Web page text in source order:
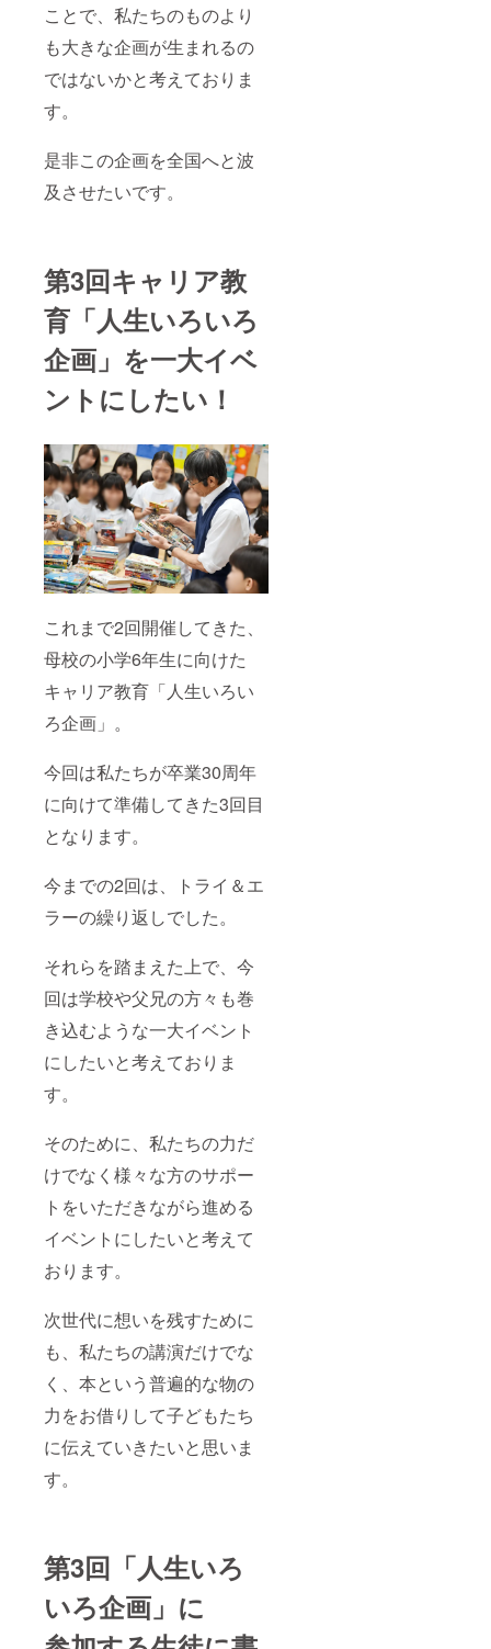
ことで、私たちのものより
も大きな企画が生まれるの
ではないかと考えておりま
す。
是非この企画を全国へと波
及させたいです。
第3回キャリア教
育「人生いろいろ
企画」を一大イベ
ントにしたい！
これまで2回開催してきた、
母校の小学6年生に向けた
キャリア教育「人生いろい
ろ企画」。
今回は私たちが卒業30周年
に向けて準備してきた3回目
となります。
今までの2回は、トライ＆エ
ラーの繰り返しでした。
それらを踏まえた上で、今
回は学校や父兄の方々も巻
き込むような一大イベント
にしたいと考えておりま
す。
そのために、私たちの力だ
けでなく様々な方のサポー
トをいただきながら進める
イベントにしたいと考えて
おります。
次世代に想いを残すために
も、私たちの講演だけでな
く、本という普遍的な物の
力をお借りして子どもたち
に伝えていきたいと思いま
す。
第3回「人生いろ
いろ企画」に